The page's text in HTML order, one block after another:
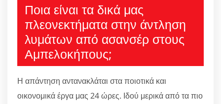
Ποια είναι τα δικά μας
πλεονεκτήματα στην άντληση
λυμάτων από ασανσέρ στους
Αμπελοκήπους;
Η απάντηση αντανακλάται στα ποιοτικά και
οικονομικά έργα μας 24 ώρες. Ιδού μερικά από τα πιο